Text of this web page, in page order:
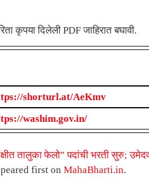
कृपया दिलेली PDF जाहिरात बघावी.
shorturl.at/AeKmv
washim.gov.in/
तालुका फेलो” पदांची भरती सुरु;
first on MahaBharti.in.